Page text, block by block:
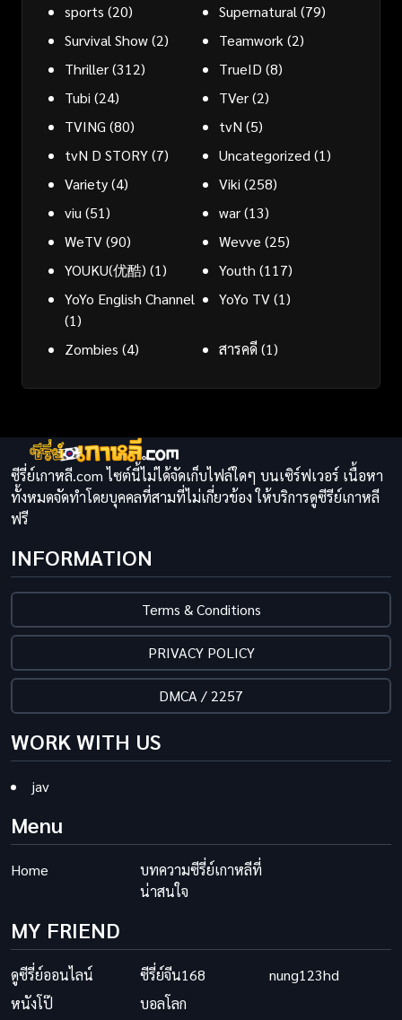
sports (20) Supernatural (79)
Survival Show(2) Teamwork (2)
Thriller(312) TrueID (8)
Tubi (24) TVer(2)
TVING (80) tvN (5)
tvN D STORY(7) Uncategorized (1)
Variety(4) Viki (258)
viu (51) war(13)
WeTV(90) Wevve (25)
YOUKU(优酷) (1) Youth (117)
YoYo English Channel
(1)
YoYo TV(1)
Zombies (4) สารคดี(1)
ซีรี่ย์เกาหลี.com ไซต์นี้ไม่ได้จัดเก็บไฟล์ใดๆ บนเซิร์ฟเวอร์ เนื้อหา
ทั้งหมดจัดทำโดยบุคคลที่สามที่ไม่เกี่ยวข้อง ให้บริการดูซีรีย์เกาหลี
ฟรี
INFORMATION
Terms & Conditions
PRIVACY POLICY
DMCA / 2257
WORK WITH US
jav
Menu
Home
บทความซีรี่ย์เกาหลีที่
น่าสนใจ
MY FRIEND
ดูซีรี่ย์ออนไลน์ ซีรี่ย์จีน168
nung123hd
หนังโป๊
บอลโลก